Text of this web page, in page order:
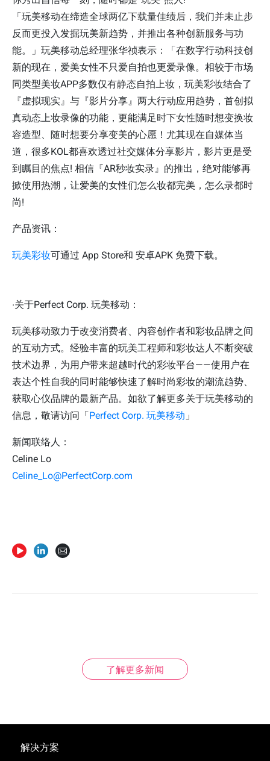
「玩美移动在缔造全球两亿下载量佳绩后，我们并未止步
反而更投入发掘玩美新趋势，并推出各种创新服务与功
能。」玩美移动总经理张华祯表示：「在数字行动科技创
新的现在，爱美女性不只爱自拍也更爱录像。相较于市场
同类型美妆APP多数仅有静态自拍上妆，玩美彩妆结合了
『虚拟现实』与『影片分享』两大行动应用趋势，首创拟
真动态上妆录像的功能，更能满足时下女性随时想变换妆
容造型、随时想要分享变美的心愿！尤其现在自媒体当
道，很多KOL都喜欢透过社交媒体分享影片，影片更是受
到瞩目的焦点! 相信『AR秒妆实录』的推出，绝对能够再
掀使用热潮，让爱美的女性们怎么妆都完美，怎么录都时
尚!
产品资讯：
玩美彩妆可通过 App Store和 安卓APK 免费下载。
‧关于Perfect Corp. 玩美移动：
玩美移动致力于改变消费者、内容创作者和彩妆品牌之间
的互动方式。经验丰富的玩美工程师和彩妆达人不断突破
技术边界，为用户带来超越时代的彩妆平台——使用户在
表达个性自我的同时能够快速了解时尚彩妆的潮流趋势、
获取心仪品牌的最新产品。如欲了解更多关于玩美移动的
信息，敬请访问「Perfect Corp. 玩美移动 」
新闻联络人：
Celine Lo
Celine_Lo@PerfectCorp.com
了解更多新闻
解决方案